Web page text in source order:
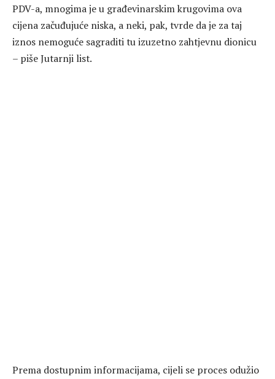
PDV-a, mnogima je u građevinarskim krugovima ova
cijena začuđujuće niska, a neki, pak, tvrde da je za taj
iznos nemoguće sagraditi tu izuzetno zahtjevnu dionicu
– piše Jutarnji list.
Prema dostupnim informacijama, cijeli se proces odužio